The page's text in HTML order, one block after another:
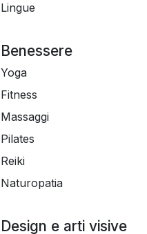
Lingue
Benessere
Yoga
Fitness
Massaggi
Pilates
Reiki
Naturopatia
Design e arti visive